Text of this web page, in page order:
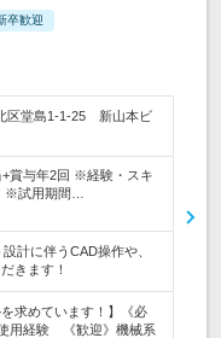
卒歓迎
区堂島1-1-25 新山本ビ
+賞与年2回 ※経験・スキ
※試用期間…
計に伴うCAD操作や、
きます！
求めています！】《必
用経験 《歓迎》機械系